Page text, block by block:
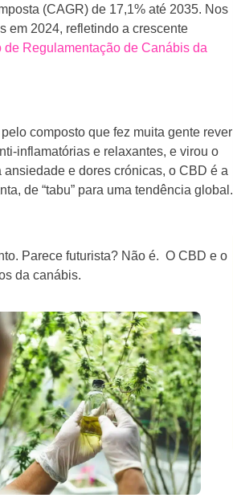
(CAGR) de 17,1% até 2035. Nos
em 2024, refletindo a crescente
de Regulamentação de Canábis da
composto que fez muita gente rever
inflamatórias e relaxantes, e virou o
e dores crónicas, o CBD é a
de “tabu” para uma tendência global.
Parece futurista? Não é. O CBD e o
da canábis.